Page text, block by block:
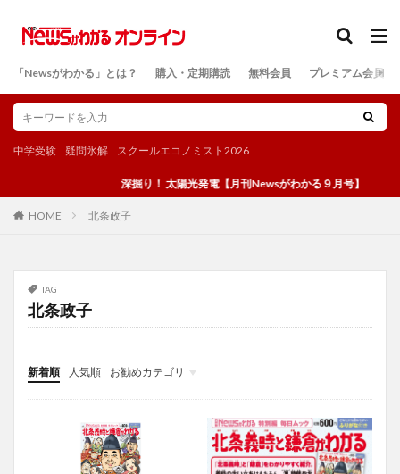
「Newsがわかる」とは？ 購入・定期購読 無料会員 プレミアム会員
中学受験 疑問氷解 スクールエコノミスト2026
深掘り！ 太陽光発電【月刊Newsがわかる９月号】
HOME 北条政子
TAG
北条政子
新着順 人気順
お勧めカテゴリ
投稿
学び
マンガ
電子書籍
検索